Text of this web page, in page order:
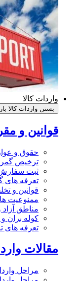
واردات کالا
بستن واردات کالا
قوانین و
حقوق و
ترخیص
ثبت
تعرفه های
قوانین و
ممنوعیت
مناطق آزاد
کوله بران
تعرفه های
مقالات
مراحل